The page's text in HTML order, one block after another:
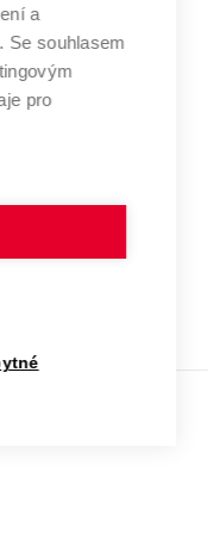
a
Se souhlasem
pro